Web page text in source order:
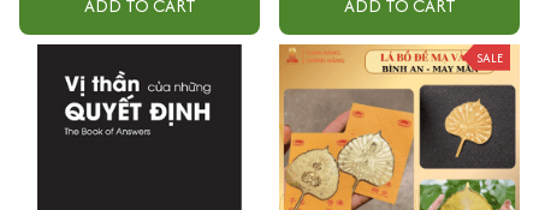
ADD TO CART ADD TO CART
SALE